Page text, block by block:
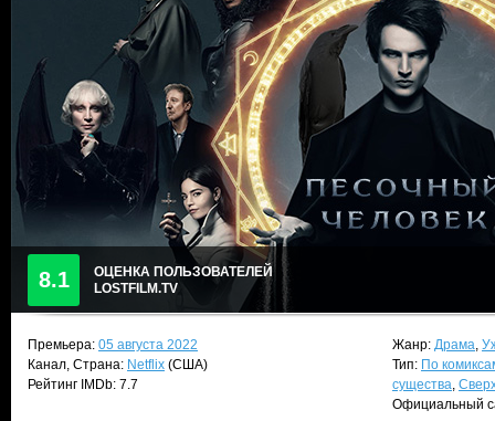
8.1
ОЦЕНКА ПОЛЬЗОВАТЕЛЕЙ
LOSTFILM.TV
Премьера: 05 августа 2022
Канал, Страна: Netflix (США)
Рейтинг IMDb: 7.7
Жанр: Драма,
Тип: По
существа,
Официальный